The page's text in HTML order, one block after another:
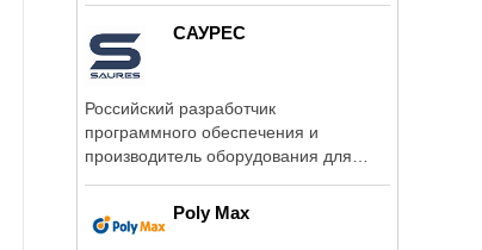
САУРЕС
Российский разработчик
программного обеспечения и
производитель оборудования для
Poly Max